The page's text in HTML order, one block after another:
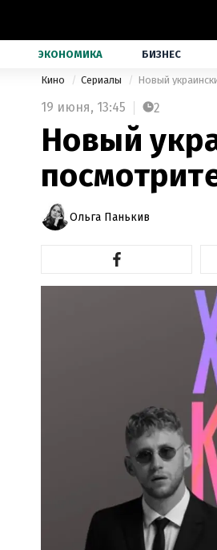
ЭКОНОМИКА БИЗНЕС
Кино Сериалы Новый
19 июня, 13:45 2
Новый
Ольга Панькив